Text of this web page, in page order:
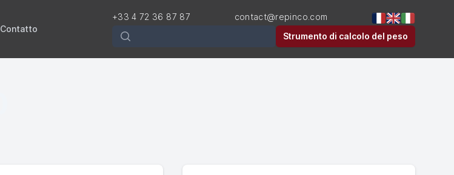
Contatto
+33 4 72 36 87 87 contact@repinco.com
Rechercher Strumento di calcolo del peso